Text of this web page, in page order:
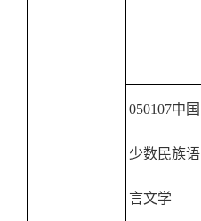
050107中国
少数民族语
言文学